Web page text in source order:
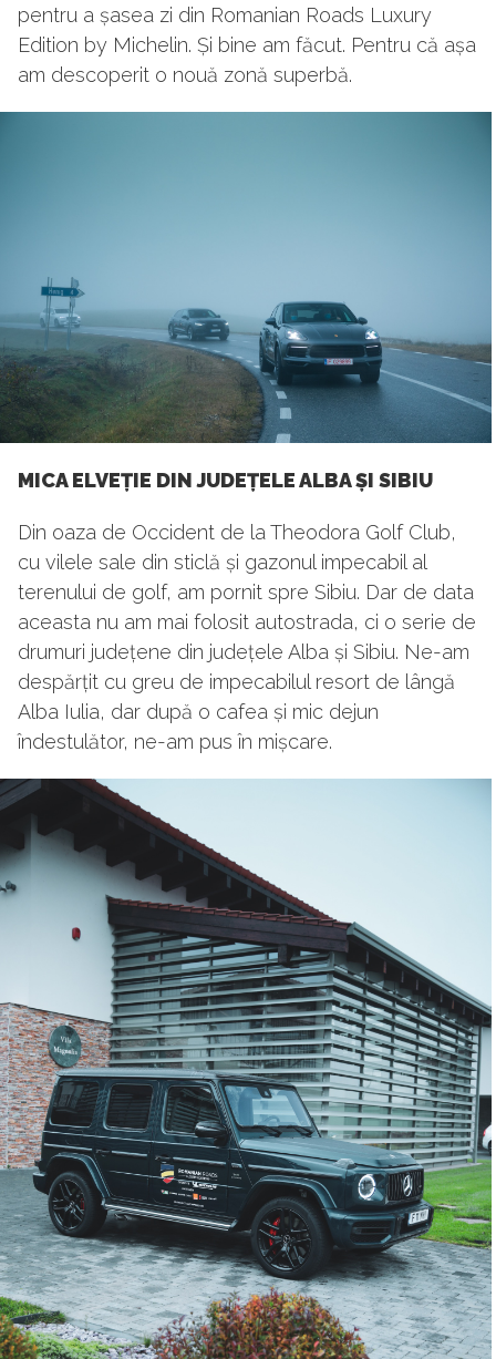
pentru a șasea zi din Romanian Roads Luxury
Edition by Michelin. Și bine am făcut. Pentru că așa
am descoperit o nouă zonă superbă.
MICA ELVEȚIE DIN JUDEȚELE ALBA ȘI SIBIU
Din oaza de Occident de la Theodora Golf Club,
cu vilele sale din sticlă și gazonul impecabil al
terenului de golf, am pornit spre Sibiu. Dar de data
aceasta nu am mai folosit autostrada, ci o serie de
drumuri județene din județele Alba și Sibiu. Ne-am
despărțit cu greu de impecabilul resort de lângă
Alba Iulia, dar după o cafea și mic dejun
îndestulător, ne-am pus în mișcare.